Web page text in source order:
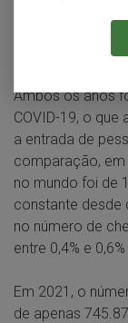
participação do
apenas 0,1%,
Ambos os anos
COVID-19, o
a entrada de
comparação, em
no mundo foi de
constante desde
no número de
entre 0,4% e
Em 2021, o
de apenas